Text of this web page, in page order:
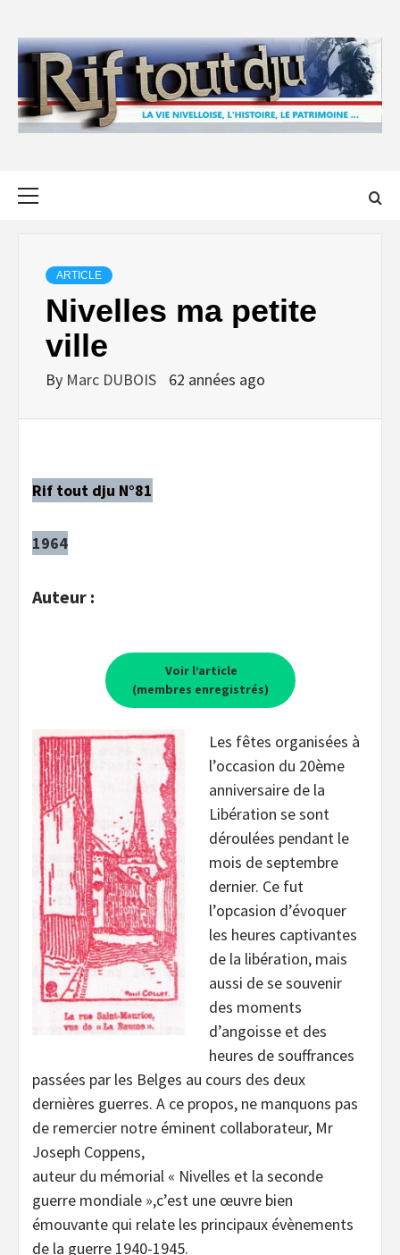
content
ARTICLE
Nivelles ma petite
ville
By Marc DUBOIS 62 années ago
Rif tout dju N°81
1964
Auteur :
Voir l’article
(membres enregistrés)
Les fêtes organisées à
l’occasion du 20ème
anniversaire de la
Libération se sont
déroulées pendant le
mois de septembre
dernier. Ce fut
l’opcasion d’évoquer
les heures captivantes
de la libération, mais
aussi de se souvenir
des moments
d’angoisse et des
heures de souffrances
passées par les Belges au cours des deux
dernières guerres. A ce propos, ne manquons pas
de remercier notre éminent collaborateur, Mr
Joseph Coppens,
auteur du mémorial « Nivelles et la seconde
guerre mondiale »,c’est une œuvre bien
émouvante qui relate les principaux évènements
de la guerre 1940-1945.